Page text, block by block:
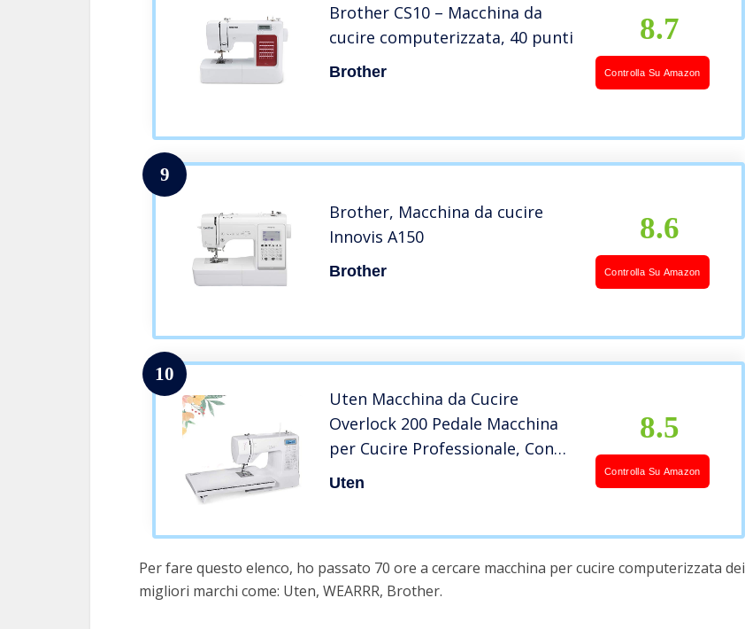
Brother CS10 – Macchina da
cucire computerizzata, 40 punti
Brother
8.7
Controlla Su Amazon
9
Brother, Macchina da cucire
Innovis A150
Brother
8.6
Controlla Su Amazon
10
Uten Macchina da Cucire
Overlock 200 Pedale Macchina
per Cucire Professionale, Con
versione estesa
Uten
8.5
Controlla Su Amazon
Per fare questo elenco, ho passato 70 ore a cercare macchina per cucire computerizzata dei
migliori marchi come: Uten, WEARRR, Brother.